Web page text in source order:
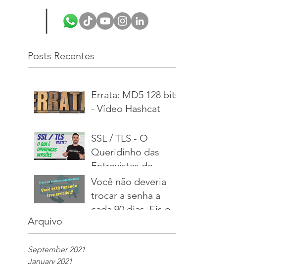
Posts Recentes
Errata: MD5 128 bits
- Vídeo Hashcat
SSL / TLS - O
Queridinho das
Entrevistas de
Emprego
Você não deveria
trocar a senha a
cada 90 dias. Eis o
Arquivo
September 2021
January 2021